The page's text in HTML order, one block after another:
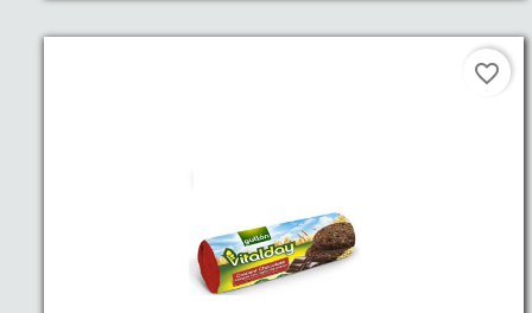
favorite_border